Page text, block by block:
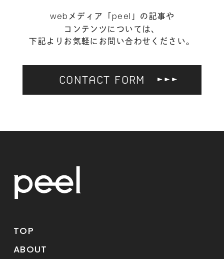
TOP
ABOUT
web メディア「 peel
」の記事や
コンテンツについては、
下記よりお気軽にお問い合わせください。
CONTACT FORM